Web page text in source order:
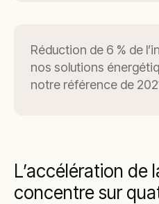
Réduction de 6 % de
nos solutions
notre référence de
L’accélération de
concentre sur